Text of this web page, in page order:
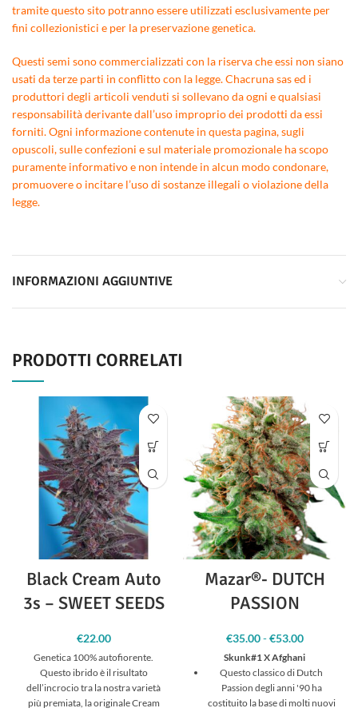
tramite questo sito potranno essere utilizzati esclusivamente per
fini collezionistici e per la preservazione genetica.
Questi semi sono commercializzati con la riserva che essi non siano
usati da terze parti in conflitto con la legge. Chacruna sas ed i
produttori degli articoli venduti si sollevano da ogni e qualsiasi
responsabilità derivante dall’uso improprio dei prodotti da essi
forniti. Ogni informazione contenute in questa pagina, sugli
opuscoli, sulle confezioni e sul materiale promozionale ha scopo
puramente informativo e non intende in alcun modo condonare,
promuovere o incitare l’uso di sostanze illegali o violazione della
legge.
INFORMAZIONI AGGIUNTIVE
PRODOTTI CORRELATI
Black Cream Auto
3s – SWEET SEEDS
€22.00
Genetica 100% autofiorente.
Questo ibrido è il risultato
dell’incrocio tra la nostra varietà
più premiata, la originale Cream
Mazar®- DUTCH
PASSION
€35.00 - €53.00
prezzo:
€35.00 a
€53.00
Skunk#1 X Afghani
Questo classico di Dutch
Passion degli anni '90 ha
costituito la base di molti nuovi